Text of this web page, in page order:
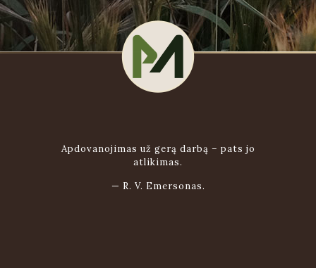
Apdovanojimas už gerą darbą – pats jo
atlikimas.
— R. V. Emersonas.